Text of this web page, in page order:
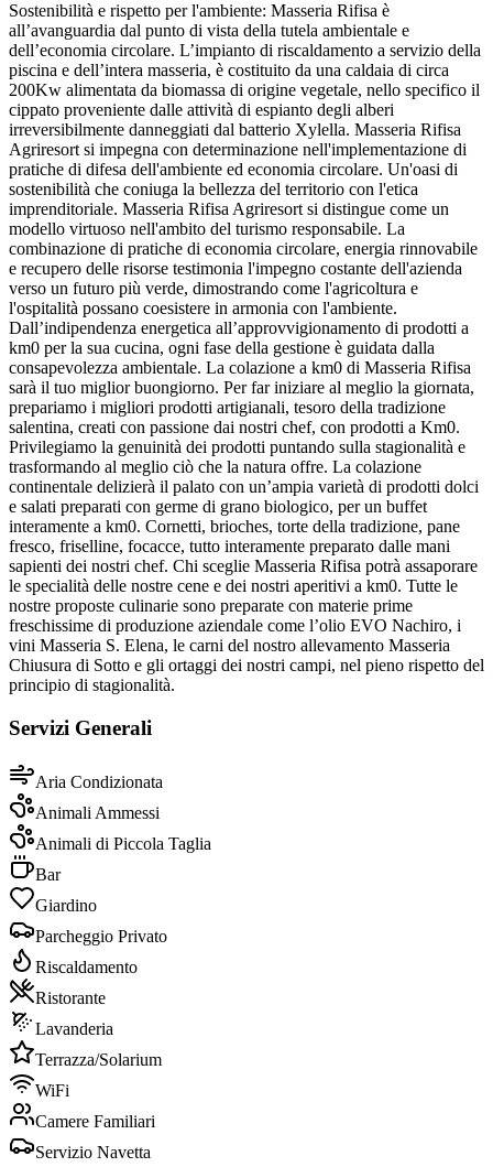
Sostenibilità e rispetto per l'ambiente: Masseria Rifisa è
all’avanguardia dal punto di vista della tutela ambientale e
dell’economia circolare. L’impianto di riscaldamento a servizio della
piscina e dell’intera masseria, è costituito da una caldaia di circa
200Kw alimentata da biomassa di origine vegetale, nello specifico il
cippato proveniente dalle attività di espianto degli alberi
irreversibilmente danneggiati dal batterio Xylella. Masseria Rifisa
Agriresort si impegna con determinazione nell'implementazione di
pratiche di difesa dell'ambiente ed economia circolare. Un'oasi di
sostenibilità che coniuga la bellezza del territorio con l'etica
imprenditoriale. Masseria Rifisa Agriresort si distingue come un
modello virtuoso nell'ambito del turismo responsabile. La
combinazione di pratiche di economia circolare, energia rinnovabile
e recupero delle risorse testimonia l'impegno costante dell'azienda
verso un futuro più verde, dimostrando come l'agricoltura e
l'ospitalità possano coesistere in armonia con l'ambiente.
Dall’indipendenza energetica all’approvvigionamento di prodotti a
km0 per la sua cucina, ogni fase della gestione è guidata dalla
consapevolezza ambientale. La colazione a km0 di Masseria Rifisa
sarà il tuo miglior buongiorno. Per far iniziare al meglio la giornata,
prepariamo i migliori prodotti artigianali, tesoro della tradizione
salentina, creati con passione dai nostri chef, con prodotti a Km0.
Privilegiamo la genuinità dei prodotti puntando sulla stagionalità e
trasformando al meglio ciò che la natura offre. La colazione
continentale delizierà il palato con un’ampia varietà di prodotti dolci
e salati preparati con germe di grano biologico, per un buffet
interamente a km0. Cornetti, brioches, torte della tradizione, pane
fresco, friselline, focacce, tutto interamente preparato dalle mani
sapienti dei nostri chef. Chi sceglie Masseria Rifisa potrà assaporare
le specialità delle nostre cene e dei nostri aperitivi a km0. Tutte le
nostre proposte culinarie sono preparate con materie prime
freschissime di produzione aziendale come l’olio EVO Nachiro, i
vini Masseria S. Elena, le carni del nostro allevamento Masseria
Chiusura di Sotto e gli ortaggi dei nostri campi, nel pieno rispetto del
principio di stagionalità.
Servizi Generali
Aria Condizionata
Animali Ammessi
Animali di Piccola Taglia
Bar
Giardino
Parcheggio Privato
Riscaldamento
Ristorante
Lavanderia
Terrazza/Solarium
WiFi
Camere Familiari
Servizio Navetta